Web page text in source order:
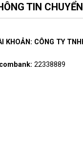
TIN
KHOẢN: CÔNG TY
22338889